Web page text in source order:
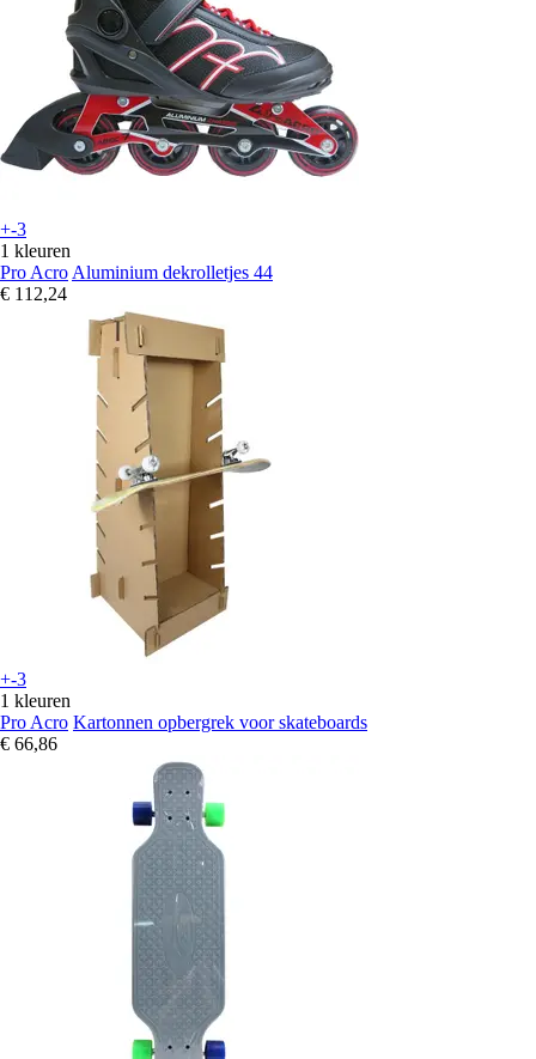
+-3
1 kleuren
Pro Acro Aluminium dekrolletjes 44
€ 112,24
+-3
1 kleuren
Pro Acro Kartonnen opbergrek voor skateboards
€ 66,86